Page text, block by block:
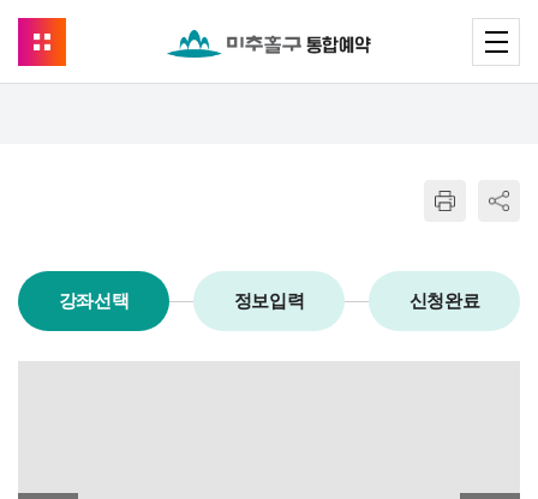
강좌선택 정보입력 신청완료